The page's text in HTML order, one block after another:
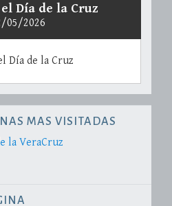
Día de la Cruz
05/2026
Día de la Cruz
MAS VISITADAS
la VeraCruz